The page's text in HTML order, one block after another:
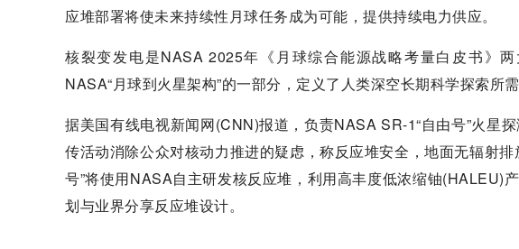
应堆部署将使未来持续性月球任务成为可能，提供持续电力供应。
核裂变发电是NASA 2025年《月球综合能源战略考量白皮书》
NASA“月球到火星架构”的一部分，定义了人类深空长期科学探索所需
据美国有线电视新闻网(CNN)报道，负责NASA SR-1“自由号”火星
传活动消除公众对核动力推进的疑虑，称反应堆安全，地面无辐射
号”将使用NASA自主研发核反应堆，利用高丰度低浓缩铀(HALEU)
划与业界分享反应堆设计。